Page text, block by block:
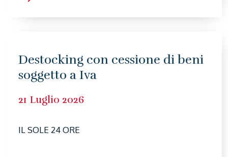
Destocking con cessione di beni
soggetto a Iva
21 Luglio 2026
IL SOLE 24 ORE